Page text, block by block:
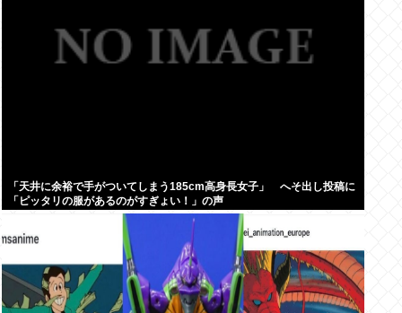
「天井に余裕で手がついてしまう185cm高身長女子」 へそ出し投稿に
「ピッタリの服があるのがすぎょい！」の声